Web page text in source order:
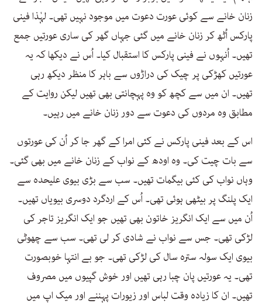
زنان خانے سے کوئی عورت دعوت میں موجود نہیں تھی۔ لہٰذا فینی
پارکس اُٹھ کر زنان خانے میں گئی جہاں گھر کی ساری عورتیں جمع
تھیں۔ اُنہوں نے فینی پارکس کا استقبال کیا۔ اُس نے دیکھا کہ یہ
عورتیں کھڑکی پر چیک کی دراڑوں سے باہر کا منظر دیکھ رہی
تھیں۔ ان میں سے کچھ کو وہ پہچانتی بھی تھیں لیکن روایت کے
مطابق وہ مردوں کی دعوت سے دور زنان خانے میں رہیں۔
اس کے بعد فینی پارکس نے کئی امرا کے گھر جا کر اُن کی عورتوں
سے بات چیت کی۔ وہ اودھ کے نواب کے زنان خانے میں بھی گئی۔
وہاں نواب کی کئی بیگمات تھیں۔ سب سے بڑی بیوی علیحدہ سے
ایک پلنگ پر بیٹھی ہوئی تھی۔ اُس کے اردگرد دوسری بیویاں تھیں۔
اُن میں سے ایک انگریز خاتون بھی تھیں جو ایک انگریز تاجر کی
لڑکی تھی۔ جس سے نواب نے شادی کر لی تھی۔ سب سے چھوٹی
بیوی ایک سولہ سترہ سال کی لڑکی تھی۔ جو بے انتہا خوبصورت
تھی۔ یہ عورتیں پان چبا رہی تھیں اور خوش گپیوں میں مصروف
تھیں۔ ان کا زیادہ وقت لباس اور زیورات پہننے اور میک اپ میں